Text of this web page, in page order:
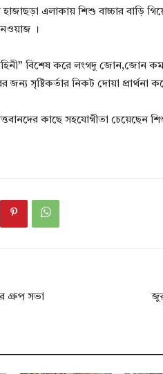
এলাকায় শিশু বাচ্চার বাড়ি
।
বিশেষ করে লংগদু জোন,জোন
সৃষ্টিকর্তার নিকট দোয়া প্রার্থনা
কাছে সহযোগীতা চেয়েছেন
গ্রুপ সভা